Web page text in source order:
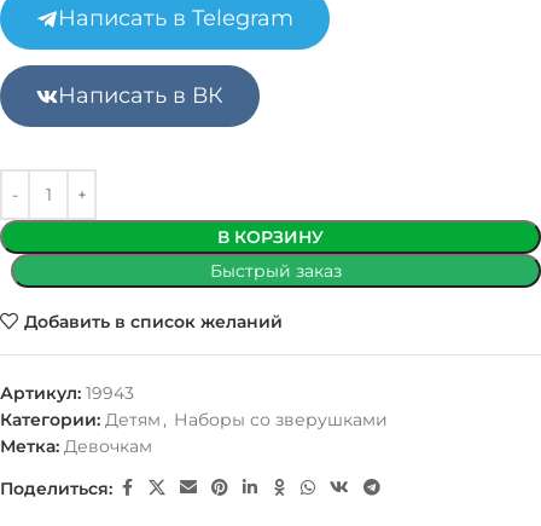
Написать в Telegram
Написать в ВК
В КОРЗИНУ
Быстрый заказ
Добавить в список желаний
Артикул: 19943
Категории: Детям , Наборы со зверушками
Метка: Девочкам
Поделиться: